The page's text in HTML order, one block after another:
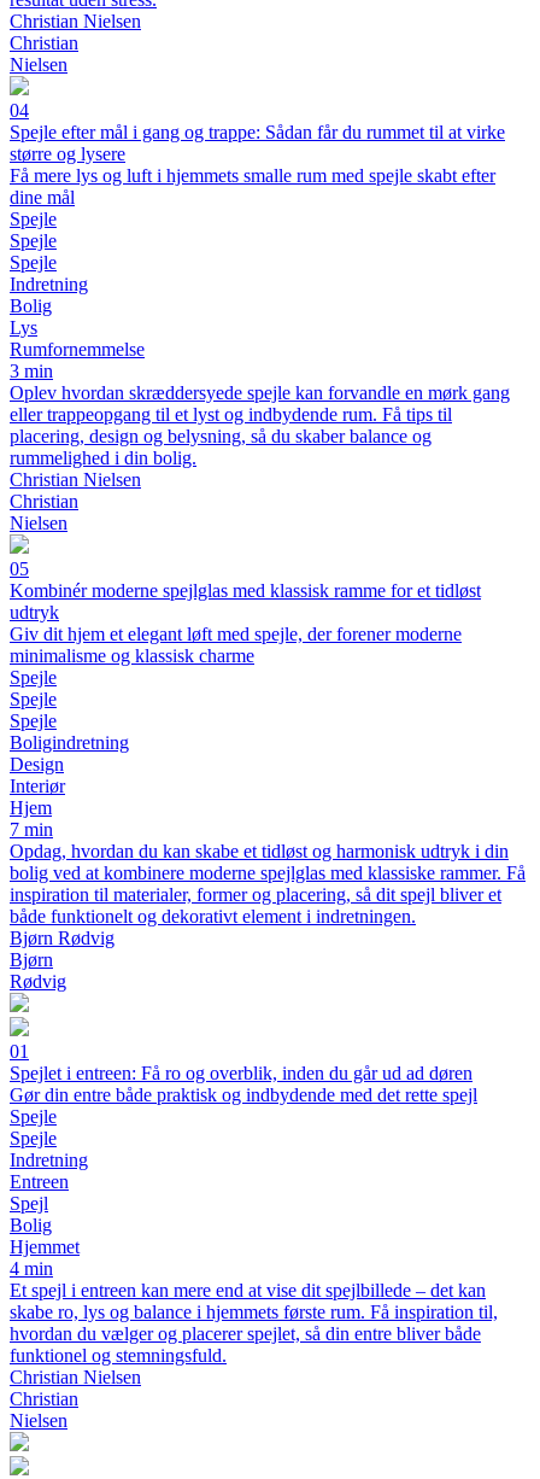
Christian Nielsen
Christian
Nielsen
04
Spejle efter mål i gang og trappe: Sådan får du rummet til at virke
større og lysere
Få mere lys og luft i hjemmets smalle rum med spejle skabt efter
dine mål
Spejle
Spejle
Spejle
Indretning
Bolig
Lys
Rumfornemmelse
3 min
Oplev hvordan skræddersyede spejle kan forvandle en mørk gang
eller trappeopgang til et lyst og indbydende rum. Få tips til
placering, design og belysning, så du skaber balance og
rummelighed i din bolig.
Christian Nielsen
Christian
Nielsen
05
Kombinér moderne spejlglas med klassisk ramme for et tidløst
udtryk
Giv dit hjem et elegant løft med spejle, der forener moderne
minimalisme og klassisk charme
Spejle
Spejle
Spejle
Boligindretning
Design
Interiør
Hjem
7 min
Opdag, hvordan du kan skabe et tidløst og harmonisk udtryk i din
bolig ved at kombinere moderne spejlglas med klassiske rammer. Få
inspiration til materialer, former og placering, så dit spejl bliver et
både funktionelt og dekorativt element i indretningen.
Bjørn Rødvig
Bjørn
Rødvig
01
Spejlet i entreen: Få ro og overblik, inden du går ud ad døren
Gør din entre både praktisk og indbydende med det rette spejl
Spejle
Spejle
Indretning
Entreen
Spejl
Bolig
Hjemmet
4 min
Et spejl i entreen kan mere end at vise dit spejlbillede – det kan
skabe ro, lys og balance i hjemmets første rum. Få inspiration til,
hvordan du vælger og placerer spejlet, så din entre bliver både
funktionel og stemningsfuld.
Christian Nielsen
Christian
Nielsen